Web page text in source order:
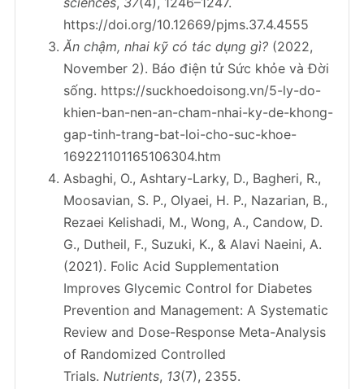
https://doi.org/10.12669/pjms.37.4.4555
Ăn chậm, nhai kỹ có tác dụng gì? (2022,
November 2). Báo điện tử Sức khỏe và Đời
sống. https://suckhoedoisong.vn/5-ly-do-
khien-ban-nen-an-cham-nhai-ky-de-khong-
gap-tinh-trang-bat-loi-cho-suc-khoe-
169221101165106304.htm
Asbaghi, O., Ashtary-Larky, D., Bagheri, R.,
Moosavian, S. P., Olyaei, H. P., Nazarian, B.,
Rezaei Kelishadi, M., Wong, A., Candow, D.
G., Dutheil, F., Suzuki, K., & Alavi Naeini, A.
(2021). Folic Acid Supplementation
Improves Glycemic Control for Diabetes
Prevention and Management: A Systematic
Review and Dose-Response Meta-Analysis
of Randomized Controlled
Trials. Nutrients, 13(7), 2355.